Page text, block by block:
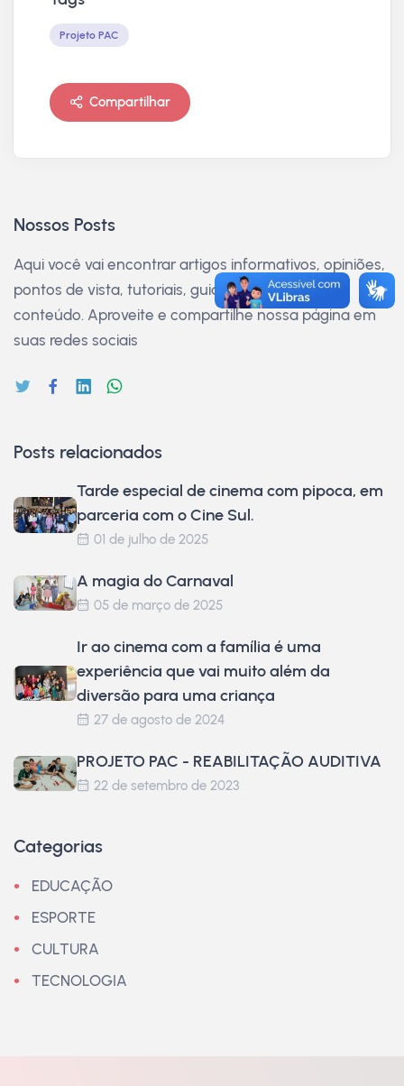
Projeto PAC
Compartilhar
Nossos Posts
Aqui você vai encontrar artigos informativos, opiniões,
pontos de vista, tutoriais, guias e muito mais
conteúdo. Aproveite e compartilhe nossa página em
suas redes sociais
Posts relacionados
Tarde especial de cinema com pipoca, em
parceria com o Cine Sul.
01 de julho de 2025
A magia do Carnaval
05 de março de 2025
Ir ao cinema com a família é uma
experiência que vai muito além da
diversão para uma criança
27 de agosto de 2024
PROJETO PAC - REABILITAÇÃO AUDITIVA
22 de setembro de 2023
Categorias
EDUCAÇÃO
ESPORTE
CULTURA
TECNOLOGIA